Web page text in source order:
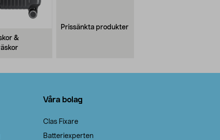
&
Prissänkta produkter
Våra bolag
Clas Fixare
Batteriexperten